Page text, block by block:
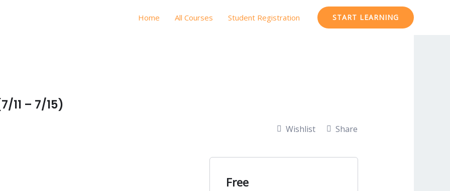
Home All Courses Student Registration START LEARNING
11 – 7/15)
Wishlist Share
Free